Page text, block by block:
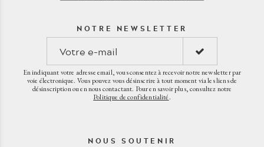
NOTRE NEWSLETTER
En indiquant votre adresse email, vous consentez à recevoir notre newsletter par
voie électronique. Vous pouvez vous désinscrire à tout moment via les liens de
désinscription ou en nous contactant. Pour en savoir plus, consultez notre
Politique de confidentialité.
NOUS SOUTENIR